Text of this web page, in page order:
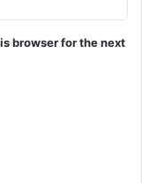
browser for the next